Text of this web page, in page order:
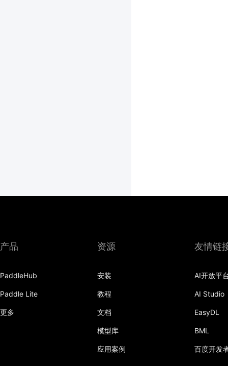
产品
PaddleHub
Paddle Lite
更多
资源
安装
教程
文档
模型库
应用案例
友情链
AI开放平
AI Studio
EasyDL
BML
百度开发